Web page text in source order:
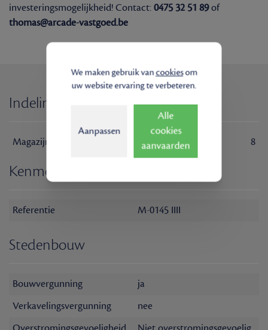
investeringsmogelijkheid! Contact:0475 32 51 89of
thomas@arcade-vastgoed.be
Indeling
Magazijn 8
Kenmerken
Referentie M-0145 IIII
Stedenbouw
Bouwvergunning
ja
Verkavelingsvergunning
nee
We maken gebruik vancookiesom
uw website ervaring te verbeteren.
Aanpassen
Alle
cookies
aanvaarden